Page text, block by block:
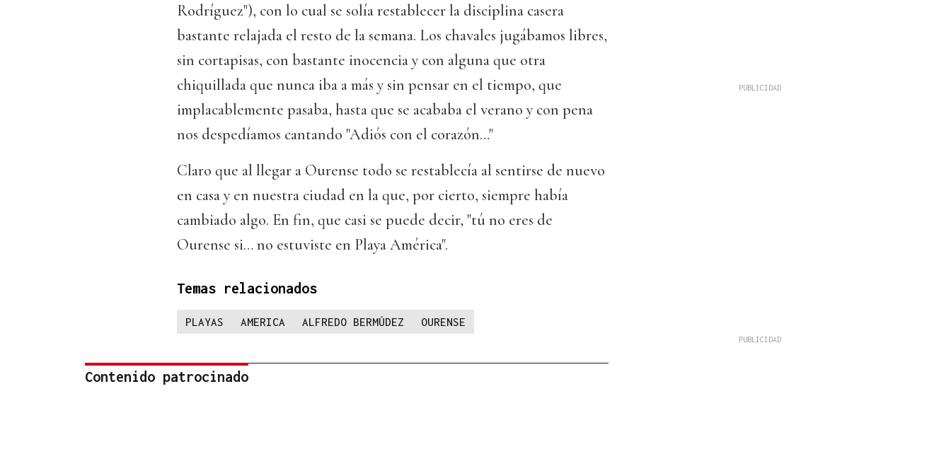
Rodríguez"), con lo cual se solía restablecer la disciplina casera
bastante relajada el resto de la semana. Los chavales jugábamos libres,
sin cortapisas, con bastante inocencia y con alguna que otra
chiquillada que nunca iba a más y sin pensar en el tiempo, que
implacablemente pasaba, hasta que se acababa el verano y con pena
nos despedíamos cantando "Adiós con el corazón…"
Claro que al llegar a Ourense todo se restablecía al sentirse de nuevo
en casa y en nuestra ciudad en la que, por cierto, siempre había
cambiado algo. En fin, que casi se puede decir, "tú no eres de
Ourense si… no estuviste en Playa América".
Temas relacionados
PLAYAS AMERICA ALFREDO BERMÚDEZ OURENSE
Contenido patrocinado